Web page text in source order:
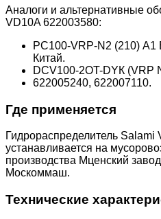
Аналоги и альтернативные
VD10A 622003580:
РC100-VRP-N2 (210) А1
Китай.
DCV100-2ОT-DYК (VRР
622005240, 622007110.
Где применяется
Гидрораспределитель
устанавливается на
производства Мцeнский
Москоммаш.
Технические